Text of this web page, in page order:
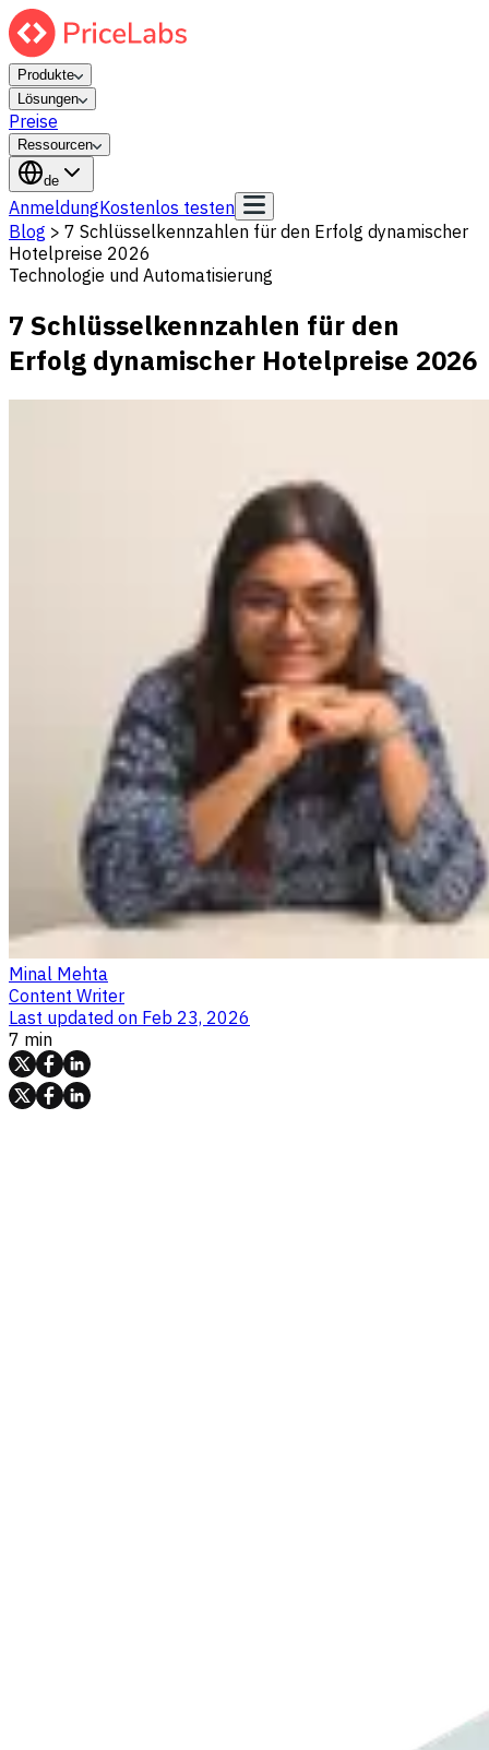
Produkte
Lösungen
Preise
Ressourcen
de
AnmeldungKostenlos testen
Blog > 7 Schlüsselkennzahlen für den Erfolg dynamischer
Hotelpreise 2026
Technologie und Automatisierung
7 Schlüsselkennzahlen für den
Erfolg dynamischer Hotelpreise 2026
Minal Mehta
Content Writer
Last updated on Feb 23, 2026
7 min